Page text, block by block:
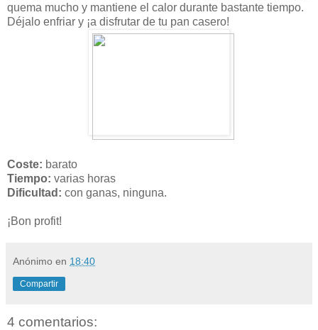
quema mucho y mantiene el calor durante bastante tiempo.
Déjalo enfriar y ¡a disfrutar de tu pan casero!
Coste: barato
Tiempo: varias horas
Dificultad: con ganas, ninguna.
¡Bon profit!
Anónimo en 18:40
Compartir
4 comentarios: